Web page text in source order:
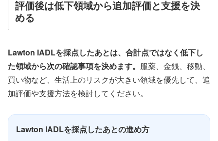
評価後は低下領域から追加評価と支援を決
める
Lawton IADLを採点したあとは、合計点ではなく低下し
た領域から次の確認事項を決めます。 服薬、金銭、移動、
買い物など、生活上のリスクが大きい領域を優先して、追
加評価や支援方法を検討してください。
Lawton IADLを採点したあとの進め方